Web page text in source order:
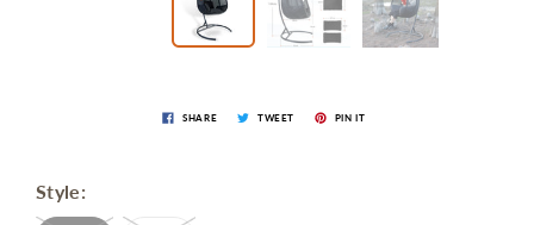
SHARE TWEET PIN IT
Style: